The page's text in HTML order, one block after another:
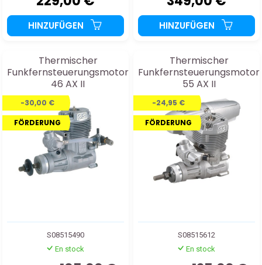
HINZUFÜGEN HINZUFÜGEN
Thermischer
Funkfernsteuerungsmotor
46 AX II
-30,00 €
FÖRDERUNG
S08515490
En stock
Thermischer
Funkfernsteuerungsmotor
55 AX II
-24,95 €
FÖRDERUNG
S08515612
En stock